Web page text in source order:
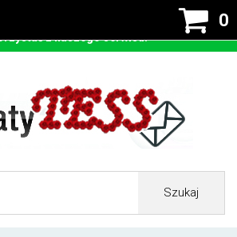
0
Szukaj
z cookies - czyli tzw ciastek w celu
Zaakceptuj przyjmowanie cookies
z naszego serwisu.